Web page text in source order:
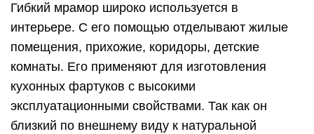
Гибкий мрамор широко используется в
интерьере. С его помощью отделывают жилые
помещения, прихожие, коридоры, детские
комнаты. Его применяют для изготовления
кухонных фартуков с высокими
эксплуатационными свойствами. Так как он
близкий по внешнему виду к натуральной